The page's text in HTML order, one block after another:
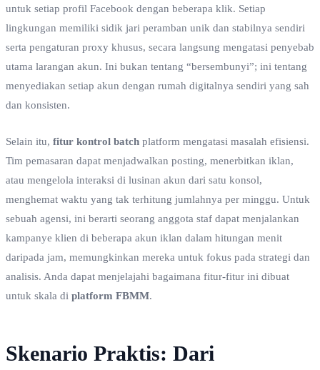
untuk setiap profil Facebook dengan beberapa klik. Setiap
lingkungan memiliki sidik jari peramban unik dan stabilnya sendiri
serta pengaturan proxy khusus, secara langsung mengatasi penyebab
utama larangan akun. Ini bukan tentang “bersembunyi”; ini tentang
menyediakan setiap akun dengan rumah digitalnya sendiri yang sah
dan konsisten.
Selain itu, fitur kontrol batch platform mengatasi masalah efisiensi.
Tim pemasaran dapat menjadwalkan posting, menerbitkan iklan,
atau mengelola interaksi di lusinan akun dari satu konsol,
menghemat waktu yang tak terhitung jumlahnya per minggu. Untuk
sebuah agensi, ini berarti seorang anggota staf dapat menjalankan
kampanye klien di beberapa akun iklan dalam hitungan menit
daripada jam, memungkinkan mereka untuk fokus pada strategi dan
analisis. Anda dapat menjelajahi bagaimana fitur-fitur ini dibuat
untuk skala di platform FBMM.
Skenario Praktis: Dari